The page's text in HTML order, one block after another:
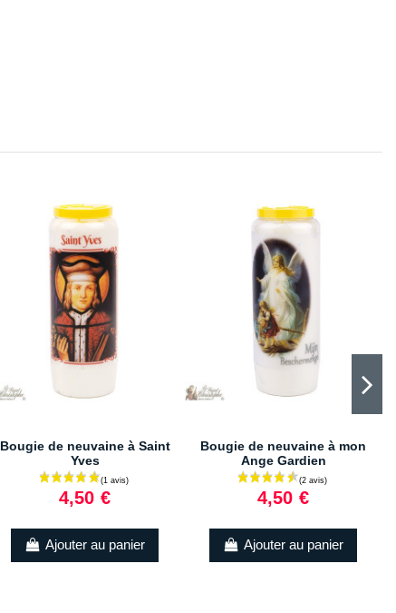
Bougie de neuvaine à Saint
Yves
4,50 €
Ajouter au panier
Bougie de neuvaine à mon
Ange Gardien
4,50 €
Ajouter au panier